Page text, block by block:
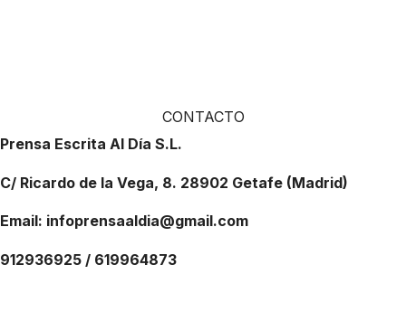
CONTACTO
Prensa Escrita Al Día S.L.
C/ Ricardo de la Vega, 8. 28902 Getafe (Madrid)
Email: infoprensaaldia@gmail.com
912936925 / 619964873